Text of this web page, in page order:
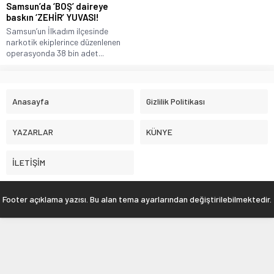
Samsun’da ‘BOŞ’ daireye
baskın ‘ZEHİR’ YUVASI!
Samsun’un İlkadım ilçesinde
narkotik ekiplerince düzenlenen
operasyonda 38 bin adet...
Anasayfa Gizlilik Politikası
YAZARLAR KÜNYE
İLETİŞİM
Footer açıklama yazısı. Bu alan tema ayarlarından değiştirilebilmektedir.